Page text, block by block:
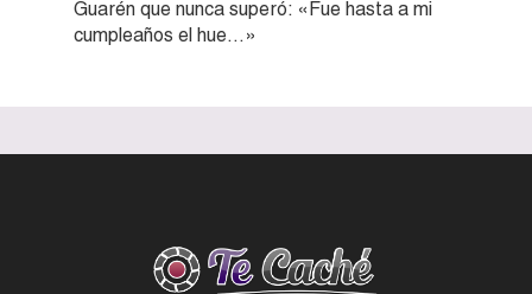
Guarén que nunca superó: «Fue hasta a mi
cumpleaños el hue…»